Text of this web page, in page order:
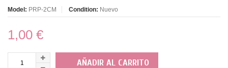
Model: PRP-2CM Condition: Nuevo
1,00 €
AÑADIR AL CARRITO